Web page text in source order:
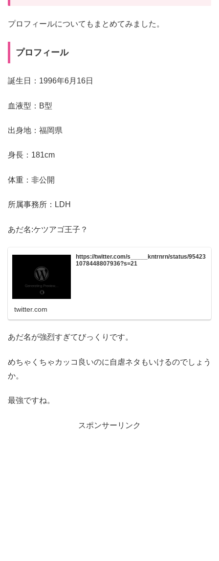
プロフィールについてもまとめてみました。
プロフィール
誕生日：1996年6月16日
血液型：B型
出身地：福岡県
身長：181cm
体重：非公開
所属事務所：LDH
あだ名:ケツアゴ王子？
https://twitter.com/s_____kntrnrn/status/95423
1078448807936?s=21
twitter.com
あだ名が強烈すぎてびっくりです。
めちゃくちゃカッコ良いのに自虐ネタもいけるのでしょう
か。
最強ですね。
スポンサーリンク